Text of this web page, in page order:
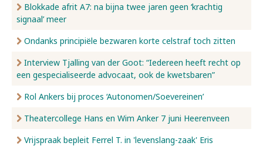
Blokkade afrit A7: na bijna twee jaren geen ‘krachtig
signaal’ meer
Ondanks principiële bezwaren korte celstraf toch zitten
Interview Tjalling van der Goot: “Iedereen heeft recht op
een gespecialiseerde advocaat, ook de kwetsbaren”
Rol Ankers bij proces ‘Autonomen/Soevereinen’
Theatercollege Hans en Wim Anker 7 juni Heerenveen
Vrijspraak bepleit Ferrel T. in 'levenslang-zaak' Eris